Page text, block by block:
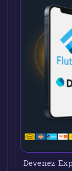
Devenez